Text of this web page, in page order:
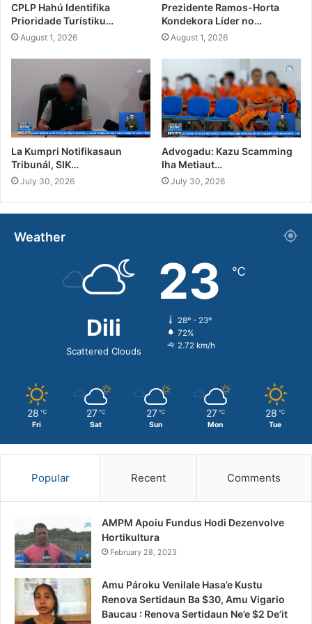
CPLP Hahú Identifika
Prioridade Turístiku…
August 1, 2026
Prezidente Ramos-Horta
Kondekora Líder no…
August 1, 2026
La Kumpri Notifikasaun
Tribunál, SIK…
July 30, 2026
Advogadu: Kazu Scamming
Iha Metiaut…
July 30, 2026
Weather
Dili
Scattered Clouds
23 ℃
28º - 23º
72%
2.72 km/h
28 ℃
Fri
27 ℃
Sat
27 ℃
Sun
27 ℃
Mon
28 ℃
Tue
Popular Recent Comments
AMPM Apoiu Fundus Hodi Dezenvolve
Hortikultura
February 28, 2023
Amu Pároku Venilale Hasa’e Kustu
Renova Sertidaun Ba $30, Amu Vigario
Baucau : Renova Sertidaun Ne’e $2 De’it